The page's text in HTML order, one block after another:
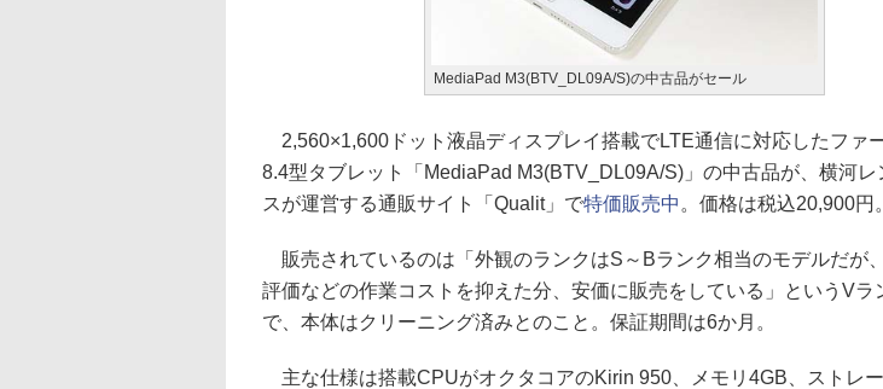
MediaPad M3(BTV_DL09A/S)の中古品がセール
2,560×1,600ドット液晶ディスプレイ搭載でLTE通信に対応したファ
8.4型タブレット「MediaPad M3(BTV_DL09A/S)」の中古品が、横河レ
スが運営する通販サイト「Qualit」で特価販売中 。価格は税込20,900円。
販売されているのは「外観のランクはS～Bランク相当のモデルだが
評価などの作業コストを抑えた分、安価に販売をしている」というVラ
で、本体はクリーニング済みとのこと。保証期間は6か月。
主な仕様は搭載CPUがオクタコアのKirin 950、メモリ4GB、ストレー